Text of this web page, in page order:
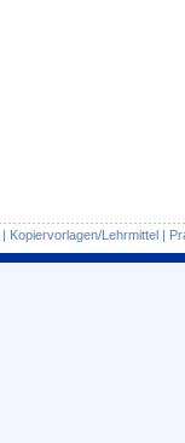
| Kopiervorlagen/Lehrmittel |